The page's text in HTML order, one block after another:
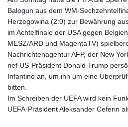
Balogun aus dem WM-
Herzegowina (2:0) zur Bewährung
im Achtelfinale der USA gegen
MESZ/ARD und MagentaTV)
Nachrichtenagentur AFP, der New
rief US-Präsident Donald Trump
Infantino an, um ihn um eine
bitten.
Im Schreiben der UEFA wird kein
UEFA-Präsident Aleksander Ceferin